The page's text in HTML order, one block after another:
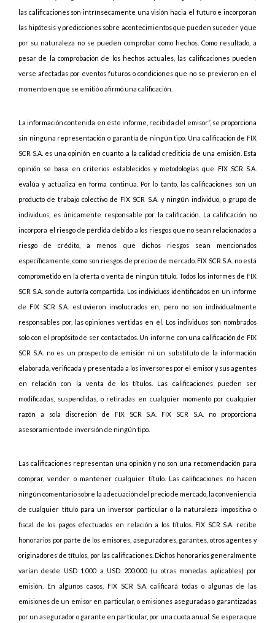
las calificaciones son intrínsecamente una visión hacia el futuro e incorporan
las hipótesis y predicciones sobre acontecimientos que pueden suceder y que
por su naturaleza no se pueden comprobar como hechos. Como resultado, a
pesar de la comprobación de los hechos actuales, las calificaciones pueden
verse afectadas por eventos futuros o condiciones que no se previeron en el
momento en que se emitió o afirmó una calificación.
La información contenida en este informe, recibida del emisor”, se proporciona
sin ninguna representación o garantía de ningún tipo. Una calificación de FIX
SCR S.A. es una opinión en cuanto a la calidad crediticia de una emisión. Esta
opinión se basa en criterios establecidos y metodologías que FIX SCR S.A.
evalúa y actualiza en forma continua. Por lo tanto, las calificaciones son un
producto de trabajo colectivo de FIX SCR S.A. y ningún individuo, o grupo de
individuos, es únicamente responsable por la calificación. La calificación no
incorpora el riesgo de pérdida debido a los riesgos que no sean relacionados a
riesgo de crédito, a menos que dichos riesgos sean mencionados
específicamente, como son riesgos de precio o de mercado. FIX SCR S.A. no está
comprometido en la oferta o venta de ningún título. Todos los informes de FIX
SCR S.A. son de autoría compartida. Los individuos identificados en un informe
de FIX SCR S.A. estuvieron involucrados en, pero no son individualmente
responsables por, las opiniones vertidas en él. Los individuos son nombrados
solo con el propósito de ser contactados. Un informe con una calificación de FIX
SCR S.A. no es un prospecto de emisión ni un substituto de la información
elaborada, verificada y presentada a los inversores por el emisor y sus agentes
en relación con la venta de los títulos. Las calificaciones pueden ser
modificadas, suspendidas, o retiradas en cualquier momento por cualquier
razón a sola discreción de FIX SCR S.A. FIX SCR S.A. no proporciona
asesoramiento de inversión de ningún tipo.
Las calificaciones representan una opinión y no son una recomendación para
comprar, vender o mantener cualquier título. Las calificaciones no hacen
ningún comentario sobre la adecuación del precio de mercado, la conveniencia
de cualquier título para un inversor particular o la naturaleza impositiva o
fiscal de los pagos efectuados en relación a los títulos. FIX SCR S.A. recibe
honorarios por parte de los emisores, aseguradores, garantes, otros agentes y
originadores de títulos, por las calificaciones. Dichos honorarios generalmente
varían desde USD 1.000 a USD 200.000 (u otras monedas aplicables) por
emisión. En algunos casos, FIX SCR S.A. calificará todas o algunas de las
emisiones de un emisor en particular, o emisiones aseguradas o garantizadas
por un asegurador o garante en particular, por una cuota anual. Se espera que